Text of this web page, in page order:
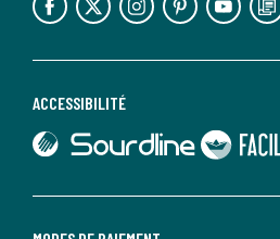
ACCESSIBILITÉ
lien vers Sourdline
lien vers Faciliti